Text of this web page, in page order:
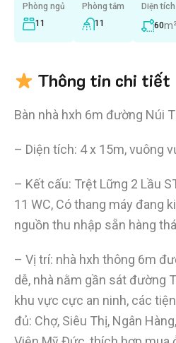
Phòng ngủ
11
Phòng tắm
11
Diện tích
60
Thông tin chi tiết
Bàn nhà hxh 6m đường Núi
– Diện tích: 4 x 15m, vuông
– Kết cấu: Trệt Lững 2 Lầu
11 WC, Có thang máy đang
nguồn thu nhập sẵn hàng
– Vị trí: nhà hxh thông 6m
dễ, nhà nằm gần sát đường
khu vực cực an ninh, các
đủ: Chợ, Siêu Thị, Ngân